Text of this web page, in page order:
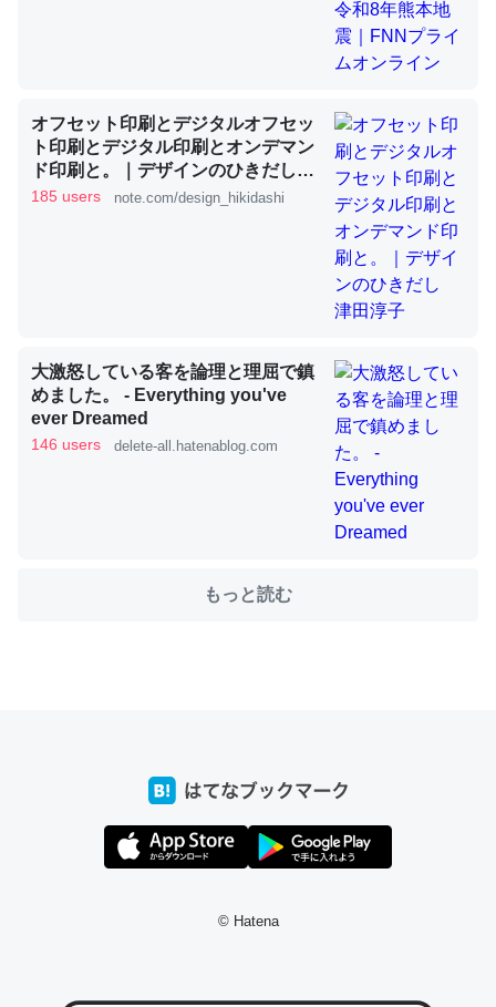
類は苦労してるんだな…。腹足類だと殻を無くしてナメク
ジになったり努力してるし。
─ニュース :: 【研究発表】昆虫学の大問題＝「昆虫はなぜ海にいな
いのか」に関する新仮説
ちぼちRingも置こうかと画策中。あと、Googleマップで
位置情報を共有してる。電池残量や充電中かが分かるので
これ見て生きてるなって分かる。
─たまにLINEするくらいだった遠方の父67歳と僕。ITツール導入で
コミュニケーションが劇的に変化した｜tayorini by LIFULL介護
ちょうど同じ理由でEcho Show 8を設定中でした。Prime
オフセット印刷とデジタルオフセッ
ト印刷とデジタル印刷とオンデマン
ド印刷と。｜デザインのひきだし
津田淳子
185 users note.com/design_hikidashi
大激怒している客を論理と理屈で鎮
めました。 - Everything you've
ever Dreamed
146 users delete-all.hatenablog.com
もっと読む
© Hatena